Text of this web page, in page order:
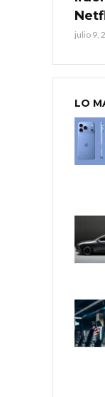
julio 9,
LO